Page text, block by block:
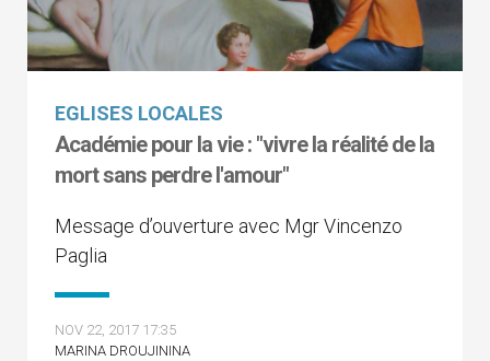
EGLISES LOCALES
Académie pour la vie : "vivre la réalité de la
mort sans perdre l'amour"
Message d’ouverture avec Mgr Vincenzo
Paglia
NOV 22, 2017 17:35
MARINA DROUJININA